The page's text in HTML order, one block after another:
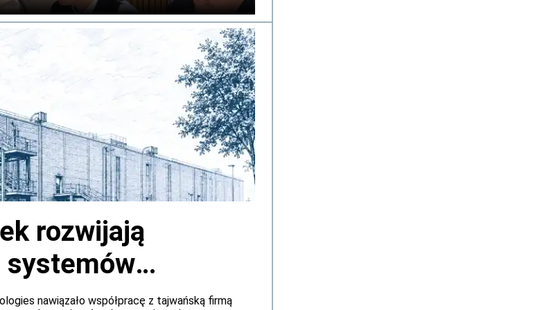
rozwijają
systemów
nawiązało współpracę z tajwańską firmą